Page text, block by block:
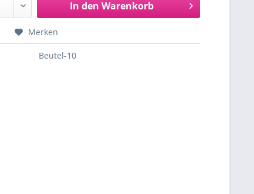
In den Warenkorb
Merken
Beutel-10